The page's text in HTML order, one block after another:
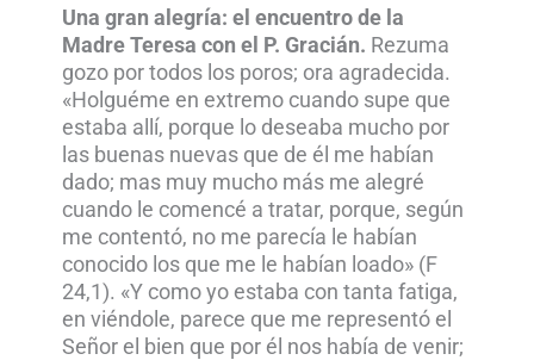
Una gran alegría: el encuentro de la
Madre Teresa con el P. Gracián. Rezuma
gozo por todos los poros; ora agradecida.
«Holguéme en extremo cuando supe que
estaba allí, porque lo deseaba mucho por
las buenas nuevas que de él me habían
dado; mas muy mucho más me alegré
cuando le comencé a tratar, porque, según
me contentó, no me parecía le habían
conocido los que me le habían loado» (F
24,1). «Y como yo estaba con tanta fatiga,
en viéndole, parece que me representó el
Señor el bien que por él nos había de venir;